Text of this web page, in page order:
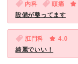
内科 頭痛
設備が整ってます
肛門科
4.0
綺麗でいい！